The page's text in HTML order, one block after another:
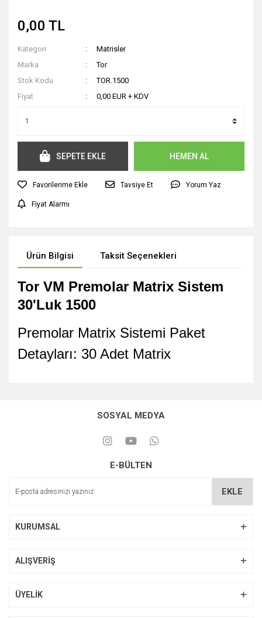
0,00 TL
Kategori
Matrisler
Marka
Tor
Stok Kodu
TOR.1500
Fiyat
0,00 EUR + KDV
SEPETE EKLE HEMEN AL
Tavsiye Et Yorum Yaz
Fiyat Alarmı
Ürün Bilgisi Taksit Seçenekleri
Tor VM Premolar Matrix Sistem
30'Luk 1500
Premolar Matrix Sistemi Paket
Detayları: 30 Adet Matrix
SOSYAL MEDYA
E-BÜLTEN
EKLE
KURUMSAL
ALIŞVERİŞ
ÜYELİK